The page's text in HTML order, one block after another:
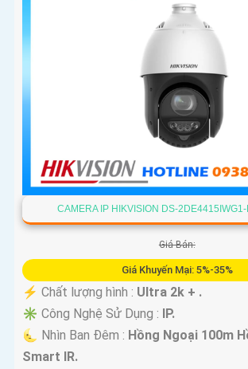
CAMERA IP HIKVISION DS-
Giá Bán:
Giá Khuyến Mại: 5%-35%
️⚡ Chất lượng hình : Ultra 2k + .
✳️ Công Nghệ Sử Dụng : IP.
🌜 Nhìn Ban Đêm : Hồng Ngoại 100m
Smart IR.